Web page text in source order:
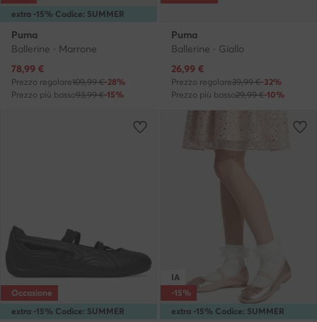
extra -15% Codice: SUMMER
Puma
Ballerine · Marrone
Prezzo attuale
78,99 €
Prezzo regolare109,99 €-28%
Prezzo più basso93,99 €-15%
Puma
Ballerine · Giallo
Prezzo attuale
26,99 €
Prezzo regolare39,99 €-32%
Prezzo più basso29,99 €-10%
extra -15% Codice: SUMMER
Occasione
extra -15% Codice: SUMMER
IA
-15%